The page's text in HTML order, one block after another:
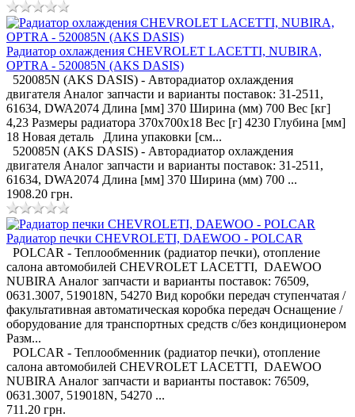
Радиатор охлаждения CHEVROLET LACETTI, NUBIRA,
OPTRA - 520085N (AKS DASIS)
520085N (AKS DASIS) - Авторадиатор охлаждения
двигателя Аналог запчасти и варианты поставок: 31-2511,
61634, DWA2074 Длина [мм] 370 Ширина (мм) 700 Вес [кг]
4,23 Размеры радиатора 370x700x18 Вес [г] 4230 Глубина [мм]
18 Новая деталь Длина упаковки [см...
520085N (AKS DASIS) - Авторадиатор охлаждения
двигателя Аналог запчасти и варианты поставок: 31-2511,
61634, DWA2074 Длина [мм] 370 Ширина (мм) 700 ...
1908.20 грн.
Радиатор печки CHEVROLETI, DAEWOO - POLCAR
POLCAR - Теплообменник (радиатор печки), отопление
салона автомобилей CHEVROLET LACETTI, DAEWOO
NUBIRA Аналог запчасти и варианты поставок: 76509,
0631.3007, 519018N, 54270 Вид коробки передач ступенчатая /
факультативная автоматическая коробка передач Оснащение /
оборудование для транспортных средств с/без кондиционером
Разм...
POLCAR - Теплообменник (радиатор печки), отопление
салона автомобилей CHEVROLET LACETTI, DAEWOO
NUBIRA Аналог запчасти и варианты поставок: 76509,
0631.3007, 519018N, 54270 ...
711.20 грн.